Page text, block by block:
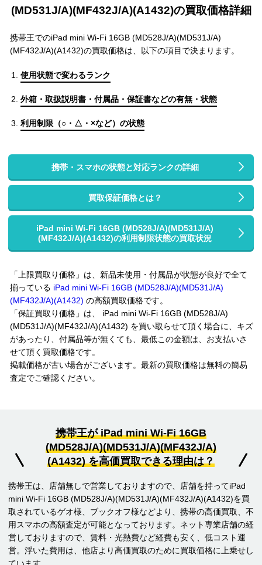
(MD531J/A)(MF432J/A)(A1432)の買取価格詳細
携帯王でのiPad mini Wi-Fi 16GB (MD528J/A)(MD531J/A)
(MF432J/A)(A1432)の買取価格は、以下の項目で決まります。
使用状態で変わるランク
外箱・取扱説明書・付属品・保証書などの有無・状態
利用制限（○・△・×など）の状態
携帯・スマホの状態と対応ランクの詳細
買取保証価格とは？
iPad mini Wi-Fi 16GB (MD528J/A)(MD531J/A)
(MF432J/A)(A1432)の利用制限状態の買取状況
「上限買取り価格」は、新品未使用・付属品が状態が良好で全て
揃っている iPad mini Wi-Fi 16GB (MD528J/A)(MD531J/A)
(MF432J/A)(A1432) の高額買取価格です。
「保証買取り価格」は、 iPad mini Wi-Fi 16GB (MD528J/A)
(MD531J/A)(MF432J/A)(A1432) を買い取らせて頂く場合に、キズ
があったり、付属品等が無くても、最低この金額は、お支払いさ
せて頂く買取価格です。
掲載価格が古い場合がございます。最新の買取価格は無料の簡易
査定でご確認ください。
携帯王が iPad mini Wi-Fi 16GB
(MD528J/A)(MD531J/A)(MF432J/A)
(A1432) を高価買取できる理由は？
携帯王は、店舗無しで営業しておりますので、店舗を持ってiPad
mini Wi-Fi 16GB (MD528J/A)(MD531J/A)(MF432J/A)(A1432)を買
取されているゲオ様、ブックオフ様などより、携帯の高価買取、不
用スマホの高額査定が可能となっております。ネット専業店舗の経
営しておりますので、賃料・光熱費など経費も安く、低コスト運
営。浮いた費用は、他店より高価買取のために買取価格に上乗せし